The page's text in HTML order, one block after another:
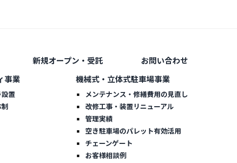
新規オープン・受託
お問い合わせ
事業
置
機械式・立体式駐車場事業
メンテナンス・修繕費用の見直し
改修工事・装置リニューアル
管理実績
空き駐車場のパレット有効活用
チェーンゲート
お客様相談例